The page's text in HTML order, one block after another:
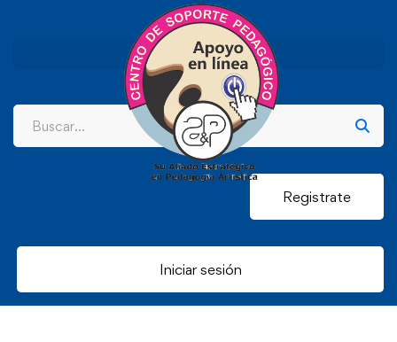
Registrate
Iniciar sesión